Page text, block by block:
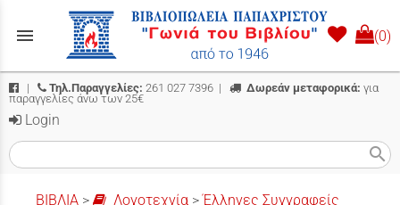
menu (0)
| Τηλ.Παραγγελίες: 261 027 7396 | Δωρεάν μεταφορικά: για
παραγγελίες άνω των 25€
Login
search
ΒΙΒΛΙΑ > Λογοτεχνία >Έλληνες Συγγραφείς